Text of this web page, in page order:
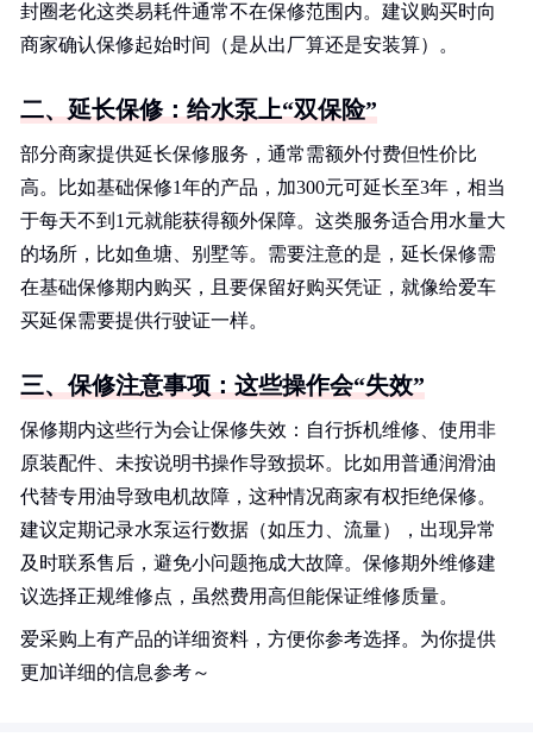
封圈老化这类易耗件通常不在保修范围内。建议购买时向
商家确认保修起始时间（是从出厂算还是安装算）。
二、延长保修：给水泵上“双保险”
部分商家提供延长保修服务，通常需额外付费但性价比
高。比如基础保修1年的产品，加300元可延长至3年，相当
于每天不到1元就能获得额外保障。这类服务适合用水量大
的场所，比如鱼塘、别墅等。需要注意的是，延长保修需
在基础保修期内购买，且要保留好购买凭证，就像给爱车
买延保需要提供行驶证一样。
三、保修注意事项：这些操作会“失效”
保修期内这些行为会让保修失效：自行拆机维修、使用非
原装配件、未按说明书操作导致损坏。比如用普通润滑油
代替专用油导致电机故障，这种情况商家有权拒绝保修。
建议定期记录水泵运行数据（如压力、流量），出现异常
及时联系售后，避免小问题拖成大故障。保修期外维修建
议选择正规维修点，虽然费用高但能保证维修质量。
爱采购上有产品的详细资料，方便你参考选择。为你提供
更加详细的信息参考～